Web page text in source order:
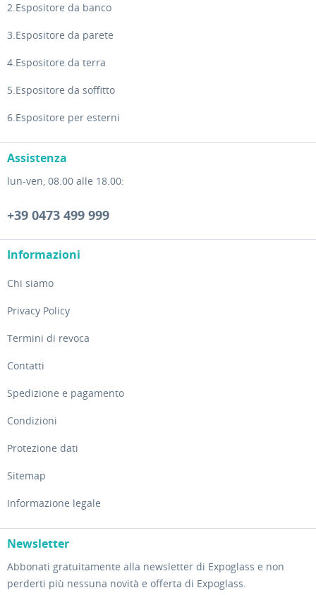
2.Espositore da banco
3.Espositore da parete
4.Espositore da terra
5.Espositore da soffitto
6.Espositore per esterni
Assistenza
lun-ven, 08.00 alle 18.00:
+39 0473 499 999
Informazioni
Chi siamo
Privacy Policy
Termini di revoca
Contatti
Spedizione e pagamento
Condizioni
Protezione dati
Sitemap
Informazione legale
Newsletter
Abbonati gratuitamente alla newsletter di Expoglass e non
perderti più nessuna novità e offerta di Expoglass.